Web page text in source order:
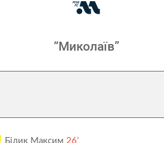
“Миколаїв”
Білик Максим 26’